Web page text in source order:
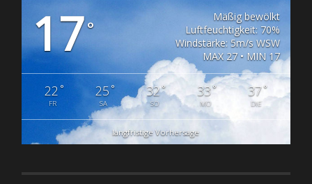
17°
Mäßig bewölkt
Luftfeuchtigkeit: 70%
Windstärke: 5m/s WSW
MAX 27 • MIN 17
22 °
FR
25°
SA
32°
SO
33°
MO
37°
DIE
langfristige Vorhersage